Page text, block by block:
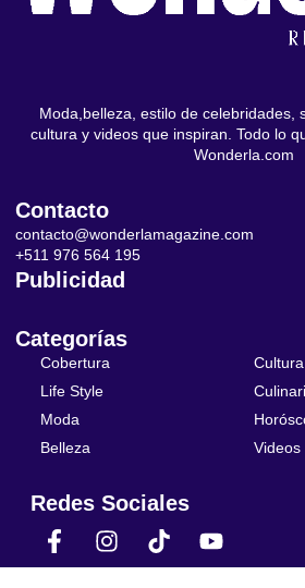
Moda,belleza, estilo de celebridades,
cultura y videos que inspiran. Todo lo
Wonderla.com
Contacto
contacto@wonderlamagazine.com
+511 976 564 195
Publicidad
Categorías
Cobertura
Life Style
Moda
Belleza
Cultura
Videos
Redes Sociales